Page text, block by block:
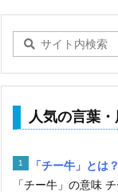
人気の言葉
「チー牛」とは
「チー牛」の意味